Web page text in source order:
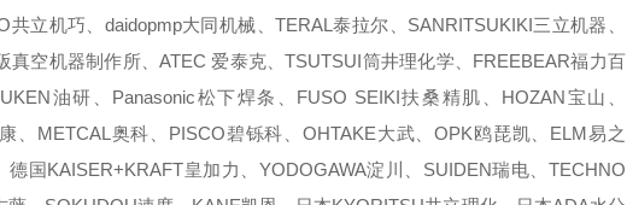
立机巧、daidopmp大同机械、TERAL泰拉尔、SANRITSUKIKI三立机器、
空机器制作所、ATEC 爱泰克、TSUTSUI筒井理化学、FREEBEAR福力百
油研、Panasonic松下焊条、FUSO SEIKI扶桑精肌、HOZAN宝山、
、METCAL奥科、PISCO碧铄科、OHTAKE大武、OPK鸥琵凯、ELM易之
国KAISER+KRAFT皇加力、YODOGAWA淀川、SUIDEN瑞电、TECHNO